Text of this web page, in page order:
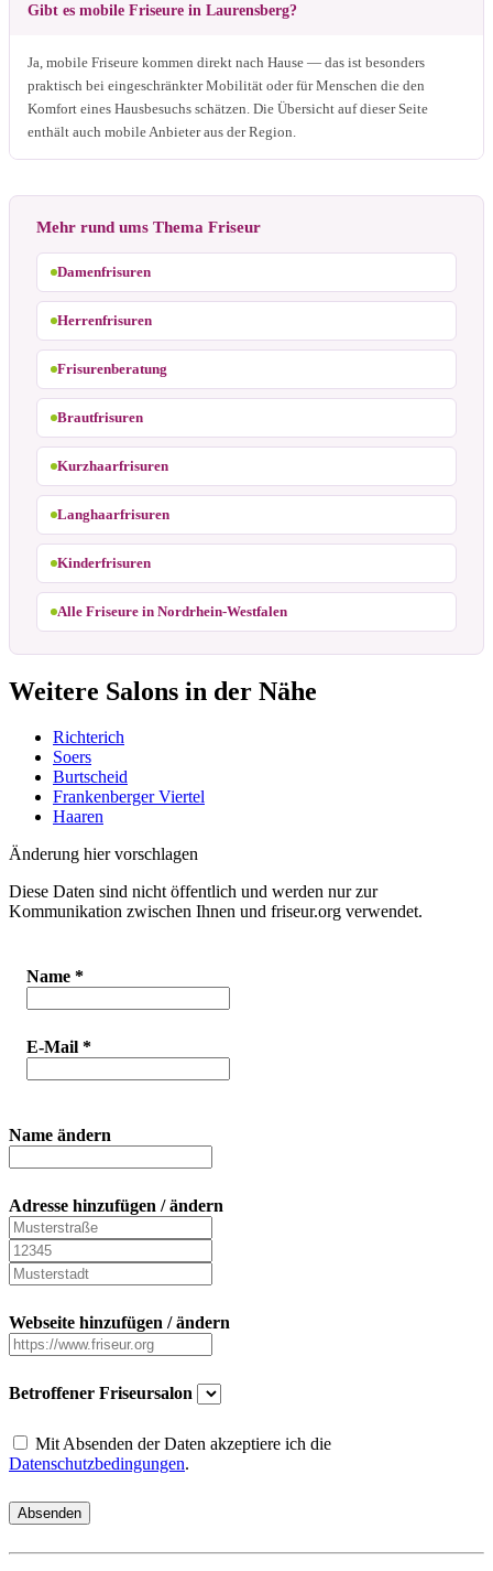
Gibt es mobile Friseure in Laurensberg?
Ja, mobile Friseure kommen direkt nach Hause — das ist besonders
praktisch bei eingeschränkter Mobilität oder für Menschen die den
Komfort eines Hausbesuchs schätzen. Die Übersicht auf dieser Seite
enthält auch mobile Anbieter aus der Region.
Mehr rund ums Thema Friseur
Damenfrisuren
Herrenfrisuren
Frisurenberatung
Brautfrisuren
Kurzhaarfrisuren
Langhaarfrisuren
Kinderfrisuren
Alle Friseure in Nordrhein-Westfalen
Weitere Salons in der Nähe
Richterich
Soers
Burtscheid
Frankenberger Viertel
Haaren
Änderung hier vorschlagen
Diese Daten sind nicht öffentlich und werden nur zur
Kommunikation zwischen Ihnen und friseur.org verwendet.
Name *
E-Mail *
Name ändern
Adresse hinzufügen / ändern
Webseite hinzufügen / ändern
Betroffener Friseursalon
Mit Absenden der Daten akzeptiere ich die
Datenschutzbedingungen.
Absenden